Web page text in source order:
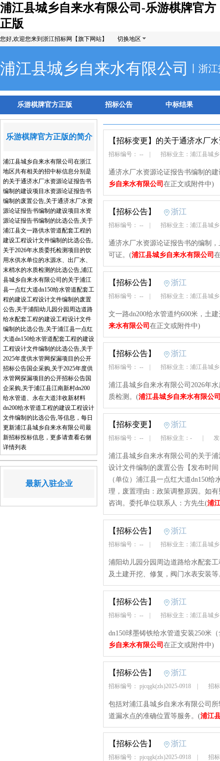
浦江县城乡自来水有限公司-乐游棋牌官方
正版
您好,欢迎您来到浙江招标网【旗下网站】 切换地区
浦江县城乡自来水有限公司 丨浙
乐游棋牌官方正版 招标公告 中标结果
乐游棋牌官方正版的简介
浦江县城乡自来水有限公司在浙江
地区共有相关的招中标信息分别是
的关于通济水厂水资源论证报告书
编制的建设项目水资源论证报告书
编制的废置公告,关于通济水厂水资
源论证报告书编制的建设项目水资
源论证报告书编制的比选公告,关于
浦江县文一路供水管道配套工程的
建设工程设计文件编制的比选公告,
关于2026年水质委托检测项目的饮
用水供水单位的水源水、出厂水、
末梢水的水质检测的比选公告,浦江
县城乡自来水有限公司的关于浦江
县一点红大道dn150给水管道配套工
程的建设工程设计文件编制的废置
公告,关于浦阳幼儿园分园周边道路
给水配套工程的建设工程设计文件
编制的比选公告,关于浦江县一点红
大道dn150给水管道配套工程的建设
工程设计文件编制的比选公告,关于
2025年度供水管网探漏项目的公开
招标公告国企采购,关于2025年度供
水管网探漏项目的公开招标公告国
企采购,关于浦江县江南新村dn200
给水管道、永在大道沣收新材料
dn200给水管道工程的建设工程设计
文件编制的比选公告,等信息，每日
更新浦江县城乡自来水有限公司最
新招标投标信息，更多请查看右侧
详情列表
最新入驻企业
【招标变更】 的关于通济水厂
招标编号： -- 招标业主：浦江县城
通济水厂水资源论证报告书编制的
乡自来水有限公司 在正文或附件中)
【招标公告】 浙江
招标编号： -- 招标业主：浦江县城
通济水厂水资源论证报告书的编制
可证。(浦江县城乡自来水有限公司
【招标公告】 浙江
招标编号： -- 招标业主：浦江县城
文一路dn200给水管道约600米，土
来水有限公司 在正文或附件中)
【招标公告】 浙江
招标编号： -- 招标业主：浦江县城
浦江县城乡自来水有限公司2026年
质检测。(浦江县城乡自来水有限公
【招标变更】 浙江
招标编号： -- 招标业主：- 发
浦江县城乡自来水有限公司的关于
设计文件编制的废置公告【发布时
（单位）浦江县一点红大道dn150
理，废置理由：政策调整原因。如
咨询。委托单位联系人：方先生(浦
【招标公告】 浙江
招标编号： -- 招标业主：浦江县城
浦阳幼儿园分园周边道路给水配套工
及土建开挖、修复，阀门水表安装等
【招标公告】 浙江
招标编号： -- 招标业主：浦江县城
dn150球墨铸铁给水管道安装250米
乡自来水有限公司 在正文或附件中)
【招标公告】 浙江
招标编号： pjcqgk(zls)2025-0918 招标
包括对浦江县城乡自来水有限公司
道漏水点的准确位置等服务。(浦江
【招标公告】 浙江
招标编号： pjcqgk(zls)2025-0918 招标